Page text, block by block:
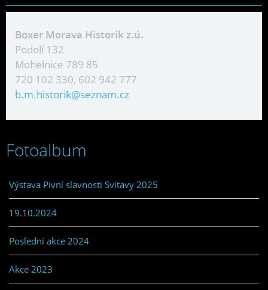
Boxer Morava Historik z.ú.
Podolí 132
Mohelnice 789 85
720 102 330, 602 942 777
b.m.historik@seznam.cz
Fotoalbum
Výstava Pivní slavnosti Svitavy 2025
19.10.2024
Poslední akce 2024
Akce 2023